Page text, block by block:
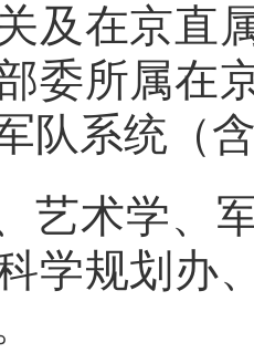
及在京直
委所属在
队系统（
艺术学、
学规划办